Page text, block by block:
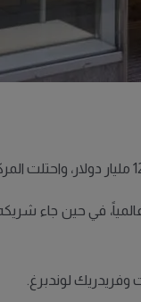
في المرتبة الثالثة محلياً مؤسس "سبوتيفاي" مارتن
وفريدريك لوندبرغ.